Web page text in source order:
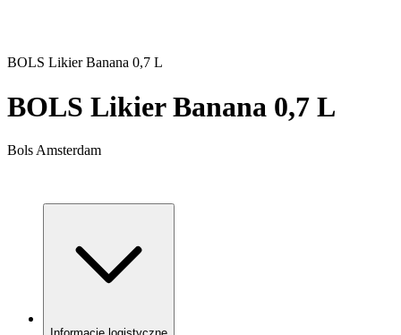
BOLS Likier Banana 0,7 L
BOLS Likier Banana 0,7 L
Bols Amsterdam